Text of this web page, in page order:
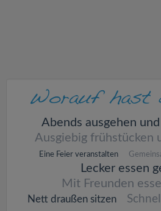
Abends ausgehen
Ausgiebig frühstücken
Eine Feier veranstalten
Lecker essen
Mit Freunden
Nett draußen sitzen